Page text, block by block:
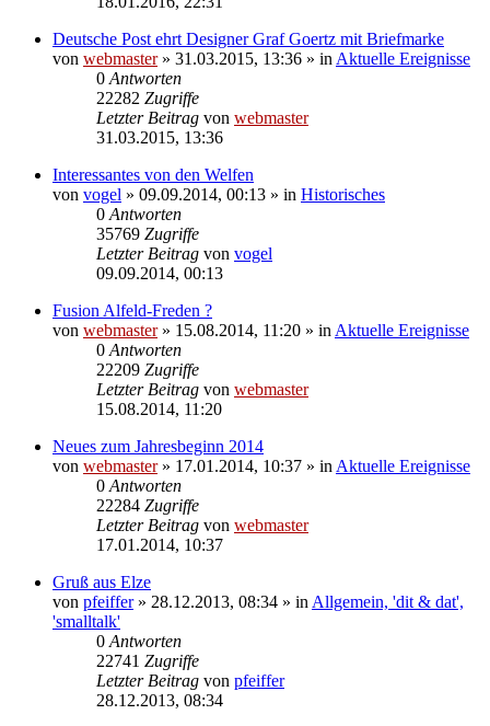
Deutsche Post ehrt Designer Graf Goertz mit Briefmarke
von webmaster» 31.03.2015, 13:36 » in Aktuelle Ereignisse
0 Antworten
22282 Zugriffe
Letzter Beitrag von webmaster
31.03.2015, 13:36
Interessantes von den Welfen
von vogel » 09.09.2014, 00:13 » in Historisches
0 Antworten
35769 Zugriffe
Letzter Beitrag von vogel
09.09.2014, 00:13
Fusion Alfeld-Freden ?
von webmaster» 15.08.2014, 11:20 » in Aktuelle Ereignisse
0 Antworten
22209 Zugriffe
Letzter Beitrag von webmaster
15.08.2014, 11:20
Neues zum Jahresbeginn 2014
von webmaster» 17.01.2014, 10:37 » in Aktuelle Ereignisse
0 Antworten
22284 Zugriffe
Letzter Beitrag von webmaster
17.01.2014, 10:37
Gruß aus Elze
von pfeiffer» 28.12.2013, 08:34 » in Allgemein, 'dit & dat',
'smalltalk'
0 Antworten
22741 Zugriffe
Letzter Beitrag von pfeiffer
28.12.2013, 08:34